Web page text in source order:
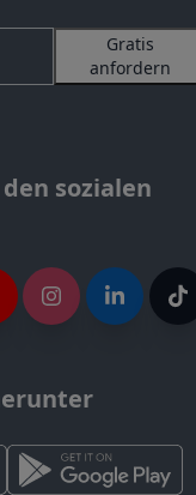
Gratis
anfordern
sozialen